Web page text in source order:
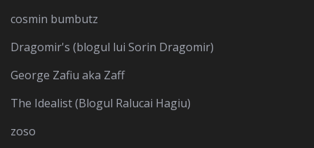
cosmin bumbutz
Dragomir's (blogul lui Sorin Dragomir)
George Zafiu aka Zaff
The Idealist (Blogul Ralucai Hagiu)
zoso